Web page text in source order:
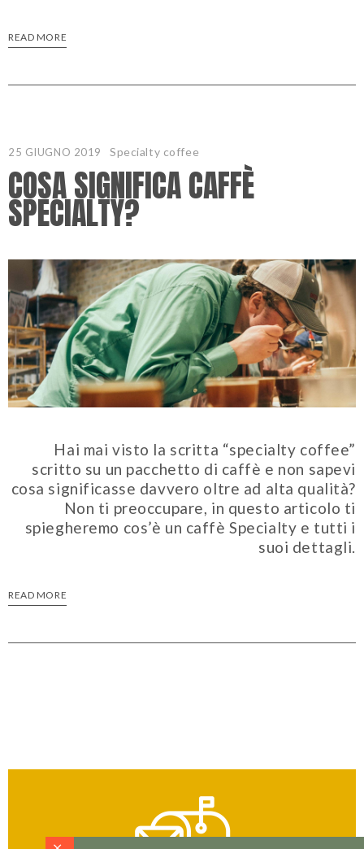
READ MORE
25 GIUGNO 2019 Specialty coffee
COSA SIGNIFICA CAFFÈ
SPECIALTY?
Hai mai visto la scritta “specialty coffee”
scritto su un pacchetto di caffè e non sapevi
cosa significasse davvero oltre ad alta qualità?
Non ti preoccupare, in questo articolo ti
spiegheremo cos’è un caffè Specialty e tutti i
suoi dettagli.
READ MORE